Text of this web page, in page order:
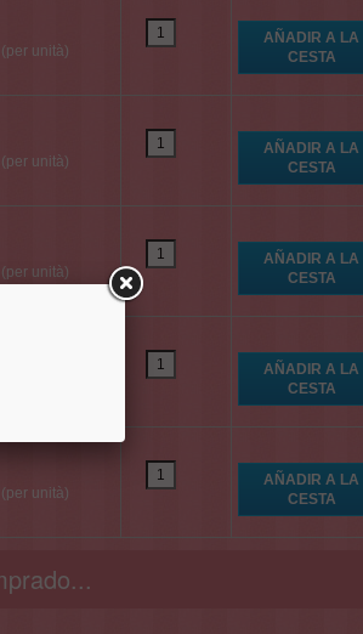
(per unità)
(per unità)
(per unità)
(per unità)